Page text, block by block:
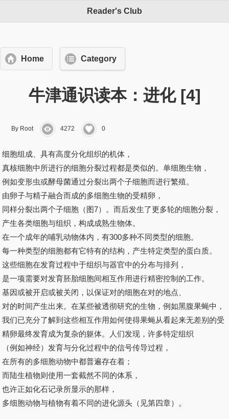
Reader's Club
Home Category
牛津通识读本：进化 [4]
By Root 4272 0
细胞组成、具有高度分化组织的机体，
真核细胞中所进行的细胞分裂过程都是类似的。单细胞生物，
例如变形虫或酵母菌通过分裂出两个子细胞而进行繁殖。
由卵子与精子融合而成的多细胞生物的受精卵，
同样分裂出两个子细胞（图7）。而后发生了更多轮的细胞分裂，
产生各类细胞与组织，构成成熟生物体。
在一个成年的哺乳动物体内，有300多种不同类型的细胞。
每一种类型的细胞都有它特有的结构，产生特定类型的蛋白质。
这些细胞在发育过程中于组织与器官中的分布与排列，
是一项需要对发育胚胎细胞间相互作用进行精密控制的工作。
基因或被开启或被关闭，以保证对的细胞在对的地点、
对的时间产生出来。在某些被透彻研究的生物，例如黑腹果蝇中，
我们已充分了解到这些相互作用如何使得果蝇从看起来无差别的受
精卵最终发育成为复杂的躯体。人们发现，许多特定组织
（例如神经）发育与分化过程中的信号传导过程，
在所有的多细胞动物中都普遍存在着；
而陆生植物则使用一套截然不同的体系，
也许正如化石记录所显示的那样，
多细胞动物与植物有着不同的进化源头（见第四章）。